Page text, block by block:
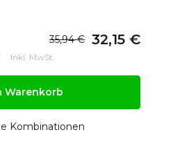
35,94 € 32,15 €
Inkl. MwSt.
Warenkorb
Kombinationen